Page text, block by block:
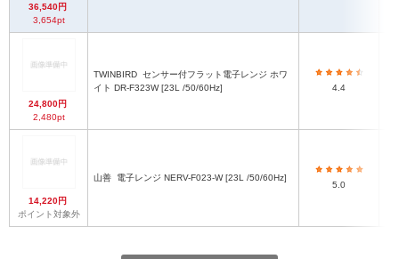
36,540円
3,654pt
24,800円
2,480pt
TWINBIRD
イト DR-F323W [23L /50/60Hz]
4.4
14,220円
ポイント対象外
山善 電子レンジ NERV-F023-W [23L /50/60Hz]
5.0